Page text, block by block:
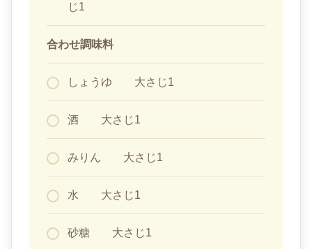
じ1
合わせ調味料
しょうゆ 大さじ1
酒 大さじ1
みりん 大さじ1
水 大さじ1
砂糖 大さじ1